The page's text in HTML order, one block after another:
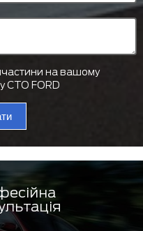
на вашому
СТО FORD